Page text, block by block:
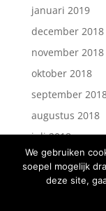
januari 2019
december 2018
november 2018
oktober 2018
september
augustus 2018
juli 2018
website
We gebruiken
soepel mogelijk
deze site,